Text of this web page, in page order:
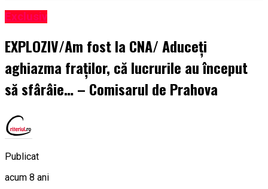
Exclusiv
EXPLOZIV/Am fost la CNA/ Aduceți
aghiazma fraților, că lucrurile au început
să sfârâie… – Comisarul de Prahova
Publicat
acum 8 ani